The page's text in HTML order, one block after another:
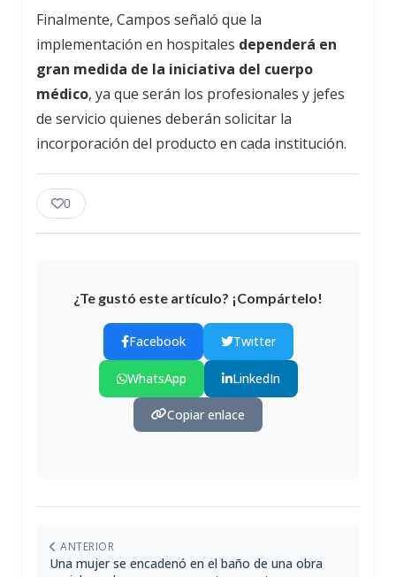
Finalmente, Campos señaló que la
implementación en hospitales dependerá en
gran medida de la iniciativa del cuerpo
médico, ya que serán los profesionales y jefes
de servicio quienes deberán solicitar la
incorporación del producto en cada institución.
0
¿Te gustó este artículo? ¡Compártelo!
Facebook Twitter
WhatsApp LinkedIn
Copiar enlace
ANTERIOR
Una mujer se encadenó en el baño de una obra